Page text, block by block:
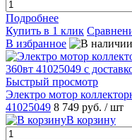
Подробнее
Купить в 1 клик
В избранное
Быстрый просмотр
Электро мотор
41025049 8 749 руб. / шт
В корзину